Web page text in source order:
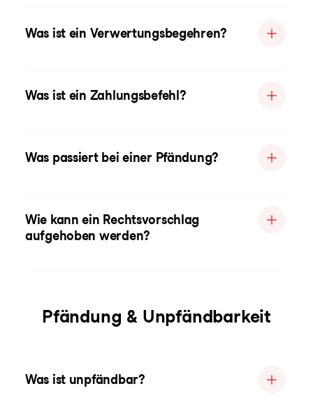
Was ist ein Verwertungsbegehren?
Was ist ein Zahlungsbefehl?
Was passiert bei einer Pfändung?
Wie kann ein Rechtsvorschlag
aufgehoben werden?
Pfändung & Unpfändbarkeit
Was ist unpfändbar?